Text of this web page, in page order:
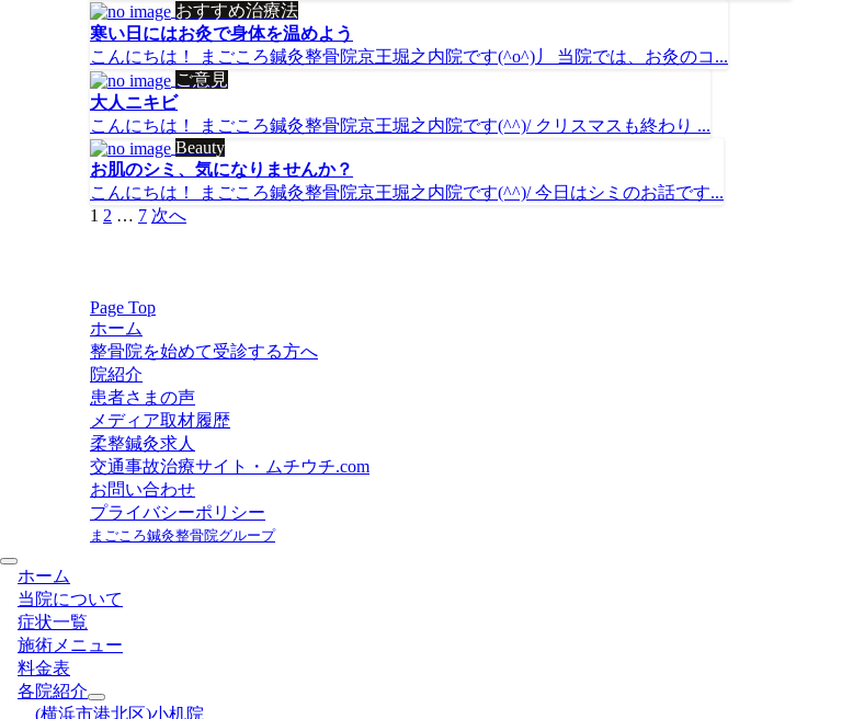
おすすめ治療法
寒い日にはお灸で身体を温めよう
こんにちは！ まごころ鍼灸整骨院京王堀之内院です(^o^)丿 当院では、お灸のコ...
ご意見
大人ニキビ
こんにちは！ まごころ鍼灸整骨院京王堀之内院です(^^)/ クリスマスも終わり ...
Beauty
お肌のシミ、気になりませんか？
こんにちは！ まごころ鍼灸整骨院京王堀之内院です(^^)/ 今日はシミのお話です...
投
ー
ジ
送
り
1 2 … 7 次へ
Page Top
ホーム
整骨院を始めて受診する方へ
院紹介
患者さまの声
メディア取材履歴
柔整鍼灸求人
交通事故治療サイト・ムチウチ.com
お問い合わせ
プライバシーポリシー
まごころ鍼灸整骨院グループ
ホーム
当院について
症状一覧
施術メニュー
料金表
各院紹介
(横浜市港北区)小机院